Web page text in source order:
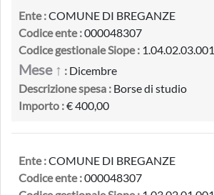
Ente :COMUNE DI BREGANZE
Codice ente :000048307
Codice gestionale Siope : 1.04.02.03.001
Mese ↑ : Dicembre
Descrizione spesa : Borse di studio
Importo :€ 400,00
Ente :COMUNE DI BREGANZE
Codice ente :000048307